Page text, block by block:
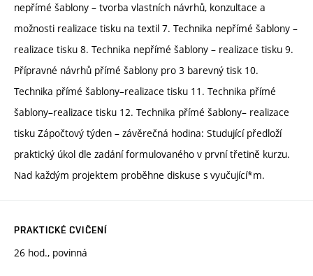
nepřímé šablony – tvorba vlastních návrhů, konzultace a
možnosti realizace tisku na textil 7. Technika nepřímé šablony –
realizace tisku 8. Technika nepřímé šablony – realizace tisku 9.
Přípravné návrhů přímé šablony pro 3 barevný tisk 10.
Technika přímé šablony–realizace tisku 11. Technika přímé
šablony–realizace tisku 12. Technika přímé šablony– realizace
tisku Zápočtový týden – závěrečná hodina: Studující předloží
praktický úkol dle zadání formulovaného v první třetině kurzu.
Nad každým projektem proběhne diskuse s vyučující*m.
PRAKTICKÉ CVIČENÍ
26 hod., povinná